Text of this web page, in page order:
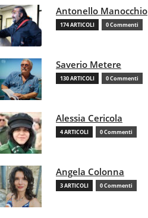
Antonello Manocchio
174 ARTICOLI 0 Commenti
Saverio Metere
130 ARTICOLI 0 Commenti
Alessia Cericola
4 ARTICOLI 0 Commenti
Angela Colonna
3 ARTICOLI 0 Commenti